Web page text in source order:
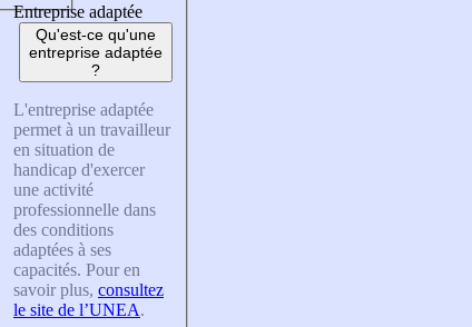
Entreprise adaptée
Qu'est-ce qu'une
entreprise adaptée
?
L'entreprise adaptée
permet à un travailleur
en situation de
handicap d'exercer
une activité
professionnelle dans
des conditions
adaptées à ses
capacités. Pour en
savoir plus, consultez
le site de l’UNEA.